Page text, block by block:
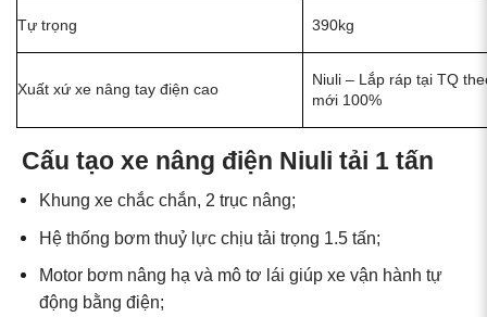
Tự trọng 390kg
Xuất xứ xe nâng tay điện cao
Niuli – Lắp ráp tại TQ
mới 100%
Cấu tạo xe nâng điện Niuli tải 1 tấn
Khung xe chắc chắn, 2 trục nâng;
Hệ thống bơm thuỷ lực chịu tải trọng 1.5 tấn;
Motor bơm nâng hạ và mô tơ lái giúp xe vận hành tự
động bằng điện;